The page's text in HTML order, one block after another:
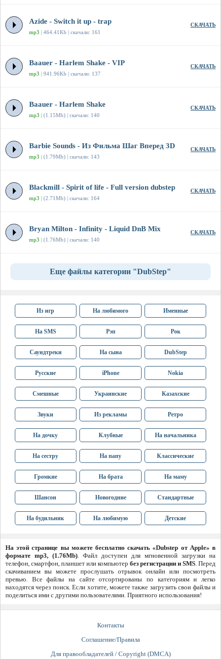
Azide - Switch it up - trap
mp3 | 464.41Kb | скачали: 161
СКАЧАТЬ
Baauer - Harlem Shake - VIP
mp3 | 941.96Kb | скачали: 137
СКАЧАТЬ
Baauer - Harlem Shake
mp3 | (1.15Mb) | скачали: 140
СКАЧАТЬ
Barbie Sounds - Из Фильма Шаг Вперед 3D
mp3 | (1.79Mb) | скачали: 143
СКАЧАТЬ
Blackmill - Spirit of life - Full version dubstep
mp3 | (2.71Mb) | скачали: 164
СКАЧАТЬ
Bryan Milton - Infinity - Liquid DnB Mix
mp3 | (1.76Mb) | скачали: 140
СКАЧАТЬ
Еще файлы категории "DubStep"
Из игр На любимого Именные
На SMS Рэп Рок
Саундтреки На сына DubStep
Русские iPhone Nokia
Смешные Украинские Казахские
Звуки Из рекламы Ретро
На дочку Клубные На начальника
На сестру На папу Классические
Громкие На брата На маму
Шансон Новогодние Стандартные
На будильник На любимую Детские
На этой странице вы можете бесплатно скачать «Dubstep от Apple» в
формате mp3, (1.76Mb). Файл доступен для мгновенной загрузки на
телефон, смартфон, планшет или компьютер без регистрации и SMS. Перед
скачиванием вы можете прослушать отрывок онлайн или посмотреть
превью. Все файлы на сайте отсортированы по категориям и легко
находятся через поиск. Если хотите, можете также загрузить свои файлы и
поделиться ими с другими пользователями. Приятного использования!
Контакты
Соглашение/Правила
Для правообладателей / Copyright (DMCA)